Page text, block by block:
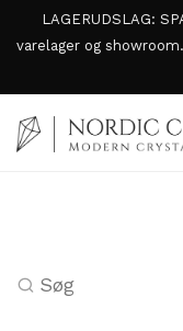
LAGERUDSLAG:
varelager og
Søg